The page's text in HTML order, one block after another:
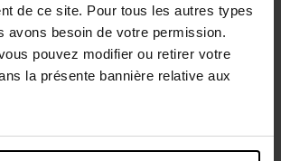
de ce site. Pour tous les autres types
avons besoin de votre permission.
pouvez modifier ou retirer votre
la présente bannière relative aux
prévenu de la disponibilité
à partir de 50€